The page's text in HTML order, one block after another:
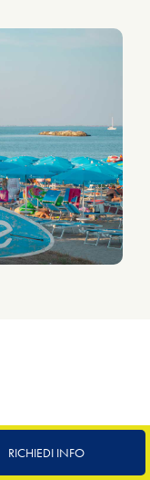
RICHIEDI INFO